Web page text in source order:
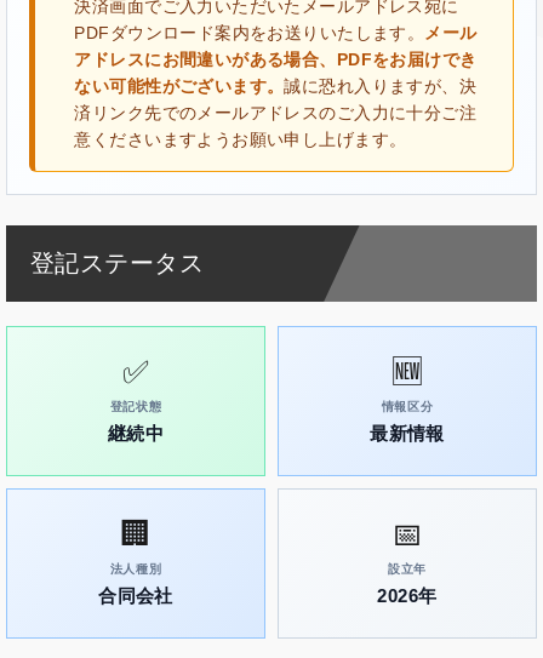
決済画面でご入力いただいたメールアドレス宛に
PDFダウンロード案内をお送りいたします。
メール
アドレスにお間違いがある場合、PDFをお届けでき
ない可能性がございます。誠に恐れ入りますが、決
済リンク先でのメールアドレスのご入力に十分ご注
意くださいますようお願い申し上げます。
登記ステータス
✅
登記状態
継続中
🆕
情報区分
最新情報
🏢
法人種別
合同会社
📅
設立年
2026年